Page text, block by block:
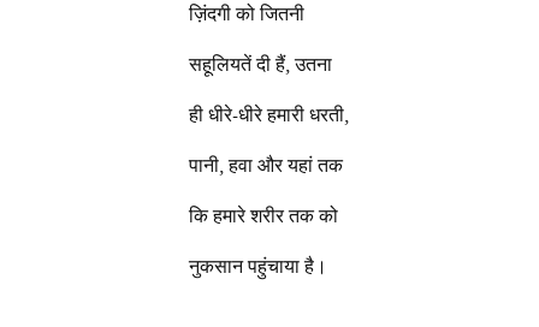
ज़िंदगी को जितनी
सहूलियतें दी हैं, उतना
ही धीरे-धीरे हमारी धरती,
पानी, हवा और यहां तक
कि हमारे शरीर तक को
नुकसान पहुंचाया है।